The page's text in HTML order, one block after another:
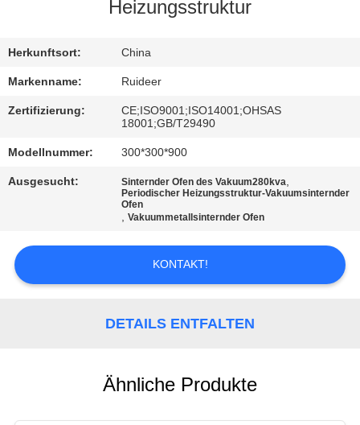
MIT
UNS
EIN
ANGEBOT
DATENSCHUTZRICHTLINIE
Heizungsstruktur
Herkunftsort: China
Markenname: Ruideer
Zertifizierung:
CE;ISO9001;ISO14001;OHSAS
18001;GB/T29490
Modellnummer: 300*300*900
Ausgesucht: Sinternder Ofen des Vakuum280kva,
Periodischer Heizungsstruktur-Vakuumsinternder
Ofen
,Vakuummetallsinternder Ofen
KONTAKT!
DETAILS ENTFALTEN
Ähnliche Produkte